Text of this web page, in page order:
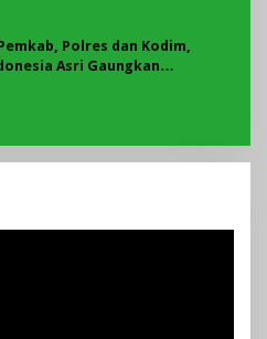
Polres dan Kodim,
Asri Gaungkan